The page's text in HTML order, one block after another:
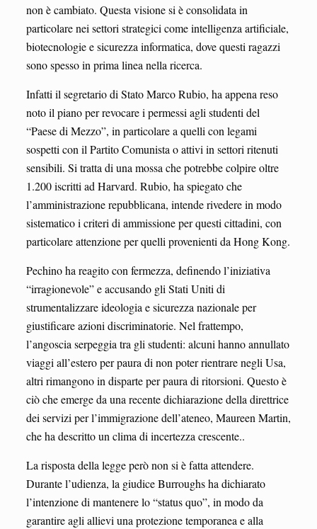
non è cambiato. Questa visione si è consolidata in
particolare nei settori strategici come intelligenza artificiale,
biotecnologie e sicurezza informatica, dove questi ragazzi
sono spesso in prima linea nella ricerca.
Infatti il segretario di Stato Marco Rubio, ha appena reso
noto il piano per revocare i permessi agli studenti del
“Paese di Mezzo”, in particolare a quelli con legami
sospetti con il Partito Comunista o attivi in settori ritenuti
sensibili. Si tratta di una mossa che potrebbe colpire oltre
1.200 iscritti ad Harvard. Rubio, ha spiegato che
l’amministrazione repubblicana, intende rivedere in modo
sistematico i criteri di ammissione per questi cittadini, con
particolare attenzione per quelli provenienti da Hong Kong.
Pechino ha reagito con fermezza, definendo l’iniziativa
“irragionevole” e accusando gli Stati Uniti di
strumentalizzare ideologia e sicurezza nazionale per
giustificare azioni discriminatorie. Nel frattempo,
l’angoscia serpeggia tra gli studenti: alcuni hanno annullato
viaggi all’estero per paura di non poter rientrare negli Usa,
altri rimangono in disparte per paura di ritorsioni. Questo è
ciò che emerge da una recente dichiarazione della direttrice
dei servizi per l’immigrazione dell’ateneo, Maureen Martin,
che ha descritto un clima di incertezza crescente..
La risposta della legge però non si è fatta attendere.
Durante l’udienza, la giudice Burroughs ha dichiarato
l’intenzione di mantenere lo “status quo”, in modo da
garantire agli allievi una protezione temporanea e alla